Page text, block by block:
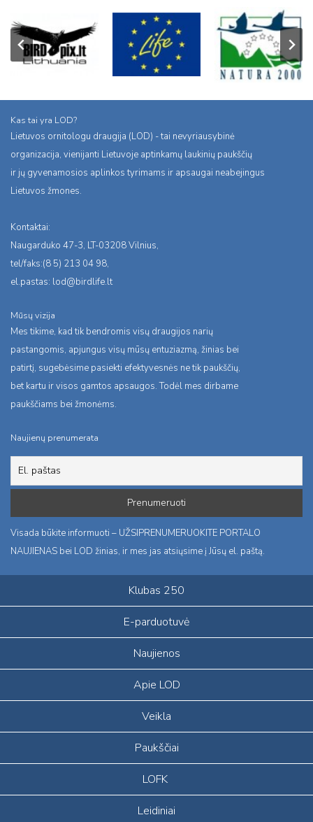
Kas tai yra LOD?
Lietuvos ornitologu draugija (LOD) - tai nevyriausybinė
organizacija, vienijanti Lietuvoje aptinkamų laukinių paukščių
ir jų gyvenamosios aplinkos tyrimams ir apsaugai neabejingus
Lietuvos žmones.
Kontaktai:
Naugarduko 47-3, LT-03208 Vilnius,
tel/faks:(8 5) 213 04 98,
el.pastas: lod@birdlife.lt
Mūsų vizija
Mes tikime, kad tik bendromis visų draugijos narių
pastangomis, apjungus visų mūsų entuziazmą, žinias bei
patirtį, sugebėsime pasiekti efektyvesnės ne tik paukščių,
bet kartu ir visos gamtos apsaugos. Todėl mes dirbame
paukščiams bei žmonėms.
Naujienų prenumerata
Visada būkite informuoti – UŽSIPRENUMERUOKITE PORTALO
NAUJIENAS bei LOD žinias, ir mes jas atsiųsime į Jūsų el. paštą.
Klubas 250
E-parduotuvė
Naujienos
Apie LOD
Veikla
Paukščiai
LOFK
Leidiniai